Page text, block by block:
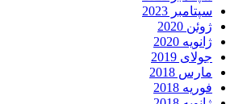
سپتامبر 2023
ژوئن 2020
ژانویه 2020
جولای 2019
مارس 2018
فوریه 2018